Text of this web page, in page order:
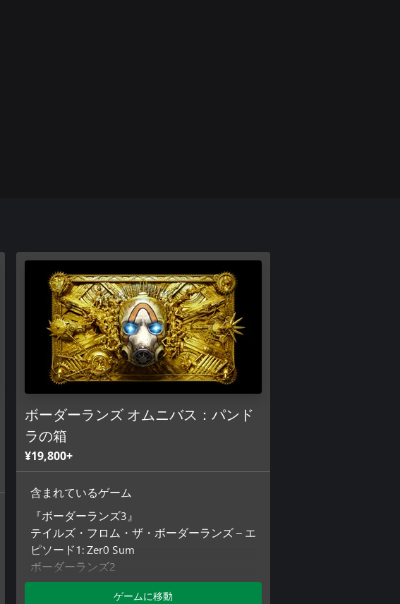
ボーダーランズ オムニバス：パンド
ラの箱
¥19,800+
含まれているゲーム
『ボーダーランズ3』
テイルズ・フロム・ザ・ボーダーランズ – エ
ピソード1: Zer0 Sum
ボーダーランズ2
ボーダーランズ ゲーム・オブ・ザ・イヤー
ゲームに移動